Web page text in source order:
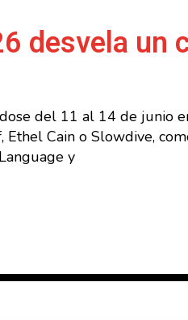
desvela un
del 11 al 14 de junio
Ethel Cain o Slowdive,
y